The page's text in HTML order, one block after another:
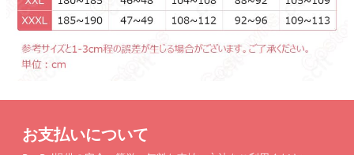
お支払いについて